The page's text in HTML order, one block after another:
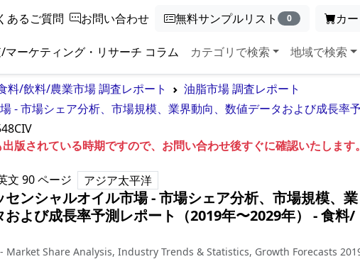
あるご質問 お問い合わせ 無料サンプルリスト 0 カ
マーケティング・リサーチ コラム カテゴリで検索 地域で検索
料/飲料/農業市場 調査レポート
油脂市場 調査レポート
- 市場シェア分析、市場規模、業界動向、数値データおよび成長率
版されている時期ですので、お問い合わせ後すぐに確認いたします。
文 90ページ アジア太平洋
センシャルオイル市場 - 市場シェア分析、市場規模、業
よび成長率予測レポート（2019年〜2029年）
‐食料/
Market Share Analysis, Industry Trends & Statistics, Growth Forecasts